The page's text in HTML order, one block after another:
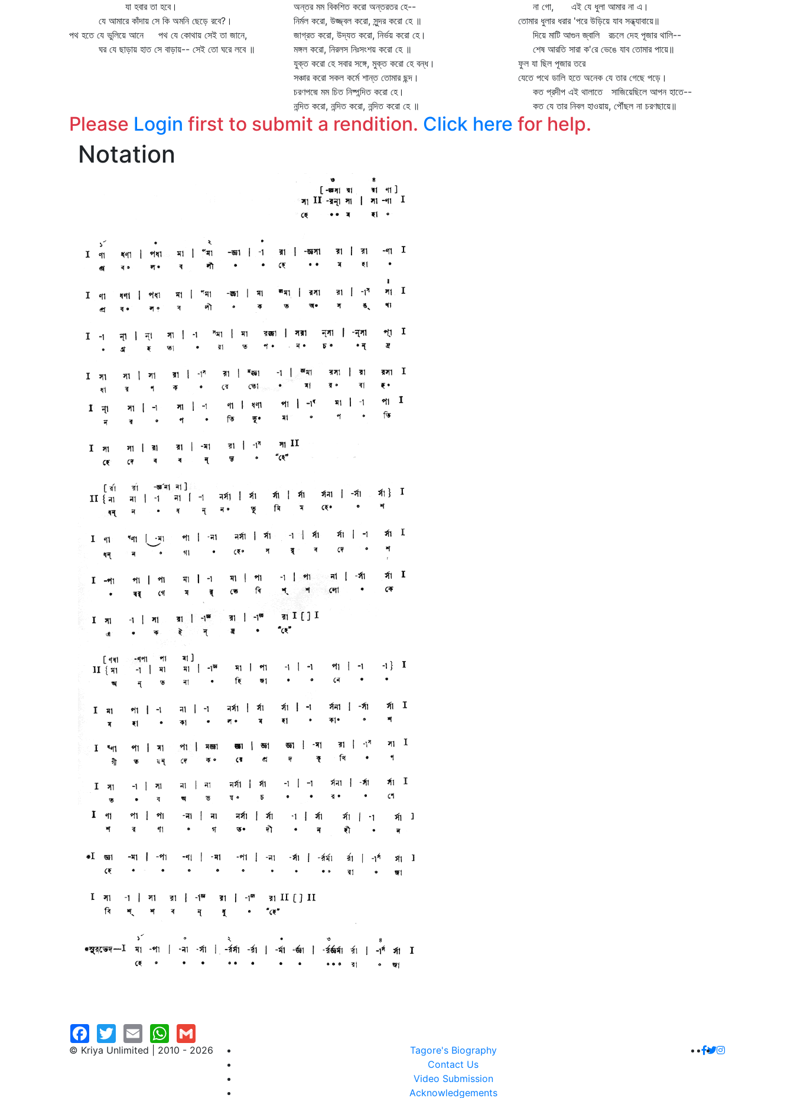
যা হবার তা হবে।
যে আমারে কাঁদায় সে কি অমনি ছেড়ে রবে?।
পথ হতে যে ভুলিয়ে আনে পথ যে কোথায় সেই তা জানে,
ঘর যে ছাড়ায় হাত সে বাড়ায়-- সেই তো ঘরে লবে ॥
অন্তর মম বিকশিত করো অন্তরতর হে--
নির্মল করো, উজ্জ্বল করো, সুন্দর করো হে ॥
জাগ্রত করো, উদ্যত করো, নির্ভয় করো হে।
মঙ্গল করো, নিরলস নিঃসংশয় করো হে ॥
যুক্ত করো হে সবার সঙ্গে, মুক্ত করো হে বন্ধ।
সঞ্চার করো সকল কর্মে শান্ত তোমার ছন্দ।
চরণপদ্মে মম চিত নিষ্পন্দিত করো হে।
নন্দিত করো, নন্দিত করো, নন্দিত করো হে ॥
না গো, এই যে ধুলা আমার না এ।
তোমার ধুলার ধরার 'পরে উড়িয়ে যাব সন্ধ্যাবায়ে॥
দিয়ে মাটি আগুন জ্বালি রচলে দেহ পূজার থালি--
শেষ আরতি সারা ক'রে ভেঙে যাব তোমার পায়ে॥
ফুল যা ছিল পূজার তরে
যেতে পথে ডালি হতে অনেক যে তার গেছে পড়ে।
কত প্রদীপ এই থালাতে সাজিয়েছিলে আপন হাতে--
কত যে তার নিবল হাওয়ায়, পৌঁছল না চরণছায়ে॥
Please Login first to submit a rendition. Click here for help.
Notation
© Kriya Unlimited | 2010 - 2026
Tagore's Biography
Contact Us
Video Submission
Acknowledgements